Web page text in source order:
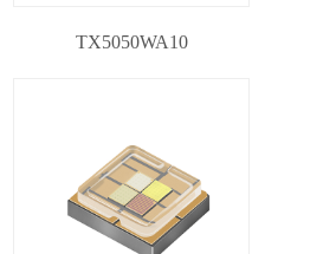
TX5050WA10